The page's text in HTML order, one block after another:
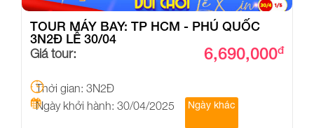
TOUR MÁY BAY: TP HCM - PHÚ QUỐC
3N2Đ LỄ 30/04
Giá tour: 6,690,000đ
Thời gian: 3N2Đ
Ngày khởi hành: 30/04/2025
Ngày khác